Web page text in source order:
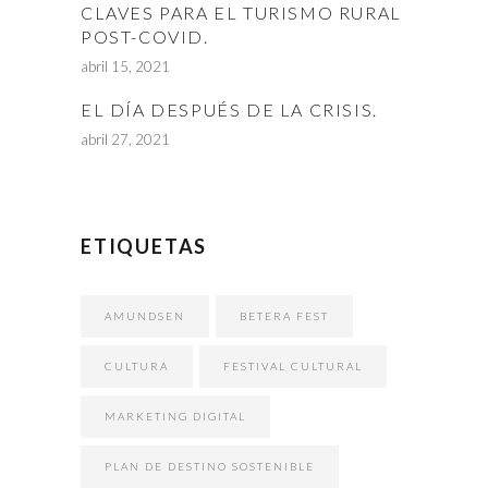
CLAVES PARA EL TURISMO RURAL
POST-COVID.
abril 15, 2021
EL DÍA DESPUÉS DE LA CRISIS.
abril 27, 2021
ETIQUETAS
AMUNDSEN BETERA FEST
CULTURA FESTIVAL CULTURAL
MARKETING DIGITAL
PLAN DE DESTINO SOSTENIBLE